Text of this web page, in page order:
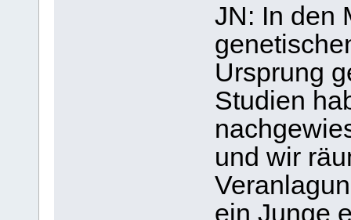
JN: In den
Ursprung
Studien
und wir
ein Junge